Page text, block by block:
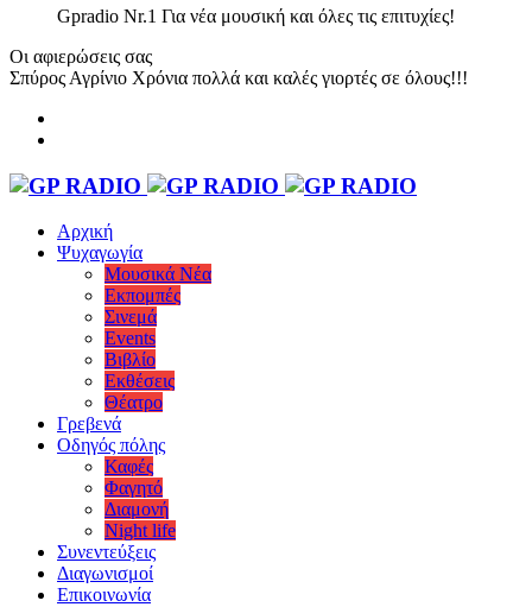
Gpradio Nr.1 Για νέα μουσική και όλες τις επιτυχίες!
Οι αφιερώσεις σας
Σπύρος Αγρίνιο Χρόνια πολλά και καλές γιορτές σε όλους!!!
Αρχική
Ψυχαγωγία
Μουσικά Νέα
Εκπομπές
Σινεμά
Events
Βιβλίο
Εκθέσεις
Θέατρο
Γρεβενά
Οδηγός πόλης
Καφές
Φαγητό
Διαμονή
Night life
Συνεντεύξεις
Διαγωνισμοί
Επικοινωνία